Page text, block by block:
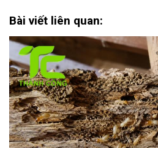
Bài viết liên quan: